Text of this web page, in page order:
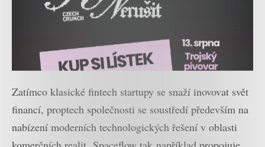
Zatímco klasické fintech startupy se snaží inovovat svět
financí, proptech společnosti se soustředí především na
nabízení moderních technologických řešení v oblasti